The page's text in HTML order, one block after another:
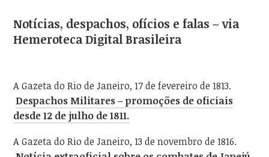
Notícias, despachos, ofícios e falas – via
Hemeroteca Digital Brasileira
A Gazeta do Rio de Janeiro, 17 de fevereiro de 1813.
Despachos Militares – promoções de oficiais
desde 12 de julho de 1811.
A Gazeta do Rio de Janeiro, 13 de novembro de 1816.